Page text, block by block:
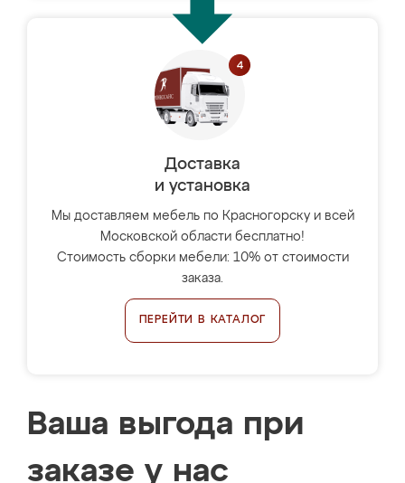
Доставка
и установка
Мы доставляем мебель по Красногорску и всей
Московской области бесплатно!
Стоимость сборки мебели: 10% от стоимости
заказа.
ПЕРЕЙТИ В КАТАЛОГ
Ваша выгода при
заказе у нас